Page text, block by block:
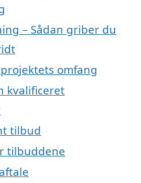
– Sådan griber du
omfang
kvalificeret
tilbud
tilbuddene